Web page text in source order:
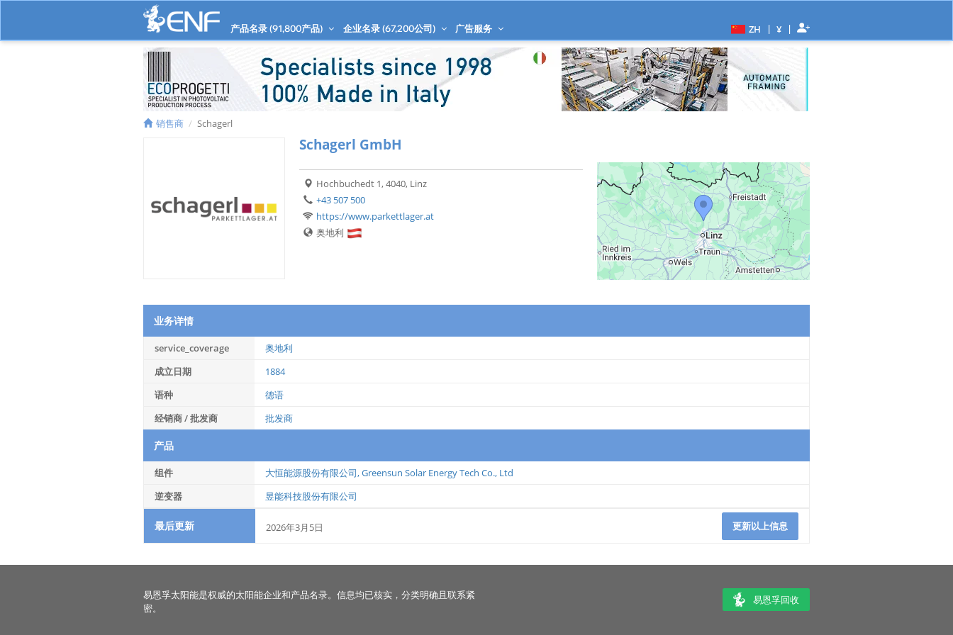
产品名录 (91,800产品) 企业名录 (67,200公司) 广告服务 ZH | ¥ |
销售商 Schagerl
Schagerl GmbH
Hochbuchedt 1, 4040, Linz
+43 507 500
https://www.parkettlager.at
奥地利
业务详情
service_coverage
奥地利
成立日期
1884
语种
德语
经销商 / 批发商
批发商
产品
组件 大恒能源股份有限公司,Greensun Solar Energy Tech Co., Ltd
逆变器
昱能科技股份有限公司
最后更新 2026年3月5日 更新以上信息
易恩孚太阳能是权威的太阳能企业和产品名录。信息均已核实，分类明确且联系紧
密。
易恩孚回收